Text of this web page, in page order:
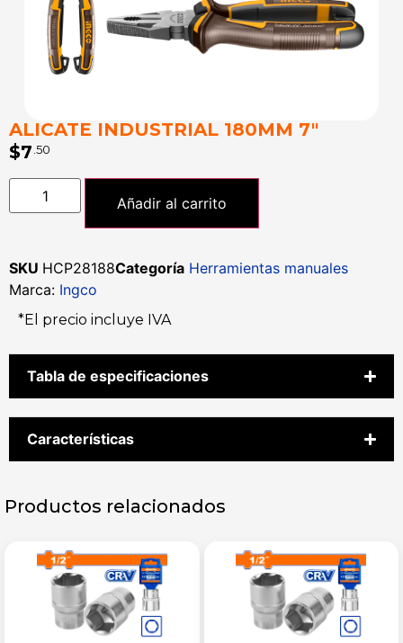
ALICATE INDUSTRIAL 180MM 7″
$7 .50
Añadir al carrito
SKU HCP28188Categoría Herramientas manuales
Marca: Ingco
*El precio incluye IVA
Tabla de especificaciones
Características
Productos relacionados